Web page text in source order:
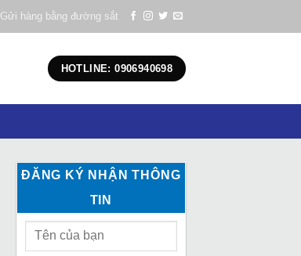
Gửi hàng bằng đường sắt
HOTLINE: 0906940698
ĐĂNG KÝ NHẬN THÔNG
TIN